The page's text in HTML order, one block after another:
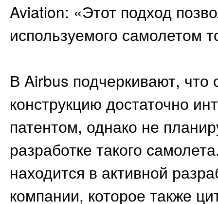
Aviation: «Этот подход
используемого самолетом
В Airbus подчеркивают,
конструкцию достаточно
патентом, однако не
разработке такого
находится в активной
компании, которое также